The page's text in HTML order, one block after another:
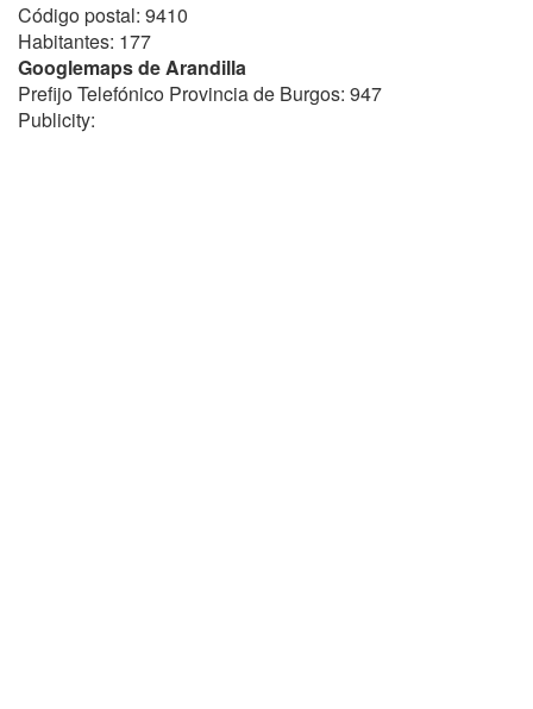
Código postal: 9410
Habitantes: 177
Googlemaps de Arandilla
Prefijo Telefónico Provincia de Burgos: 947
Publicity: